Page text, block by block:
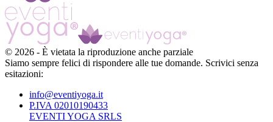
© 2026 - È vietata la riproduzione anche parziale
Siamo sempre felici di rispondere alle tue domande. Scrivici senza
esitazioni:
info@eventiyoga.it
P.IVA 02010190433
EVENTI YOGA SRLS